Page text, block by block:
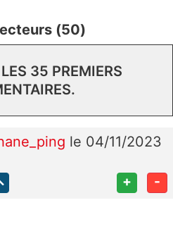
(50)
35 PREMIERS
le 04/11/2023
+ -